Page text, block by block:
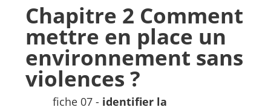
Chapitre 2 Comment
mettre en place un
environnement sans
violences ?
fiche 07 - identifier la